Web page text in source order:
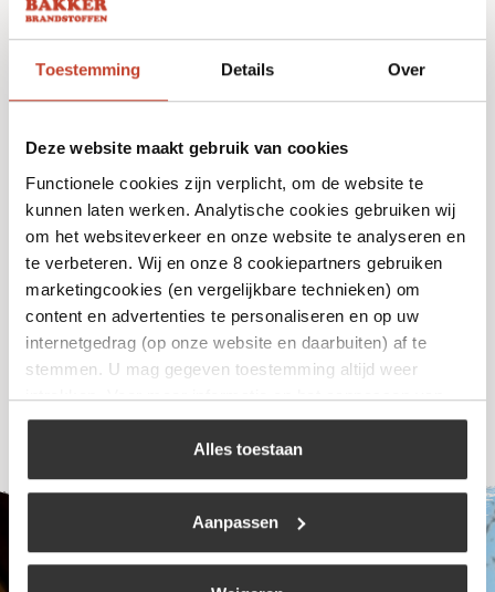
Toestemming Details Over
Deze website maakt gebruik van cookies
Functionele cookies zijn verplicht, om de website te
kunnen laten werken. Analytische cookies gebruiken wij
om het websiteverkeer en onze website te analyseren en
te verbeteren. Wij en onze 8 cookiepartners gebruiken
marketingcookies (en vergelijkbare technieken) om
content en advertenties te personaliseren en op uw
internetgedrag (op onze website en daarbuiten) af te
stemmen. U mag gegeven toestemming altijd weer
intrekken. Voor meer informatie en het aanpassen van
uw keuze op onze website verwijzen wij u naar ons
Alles toestaan
Aanpassen
Style de Vie – Magnetisch messenrek
Acacia
€59,99
Bekijk